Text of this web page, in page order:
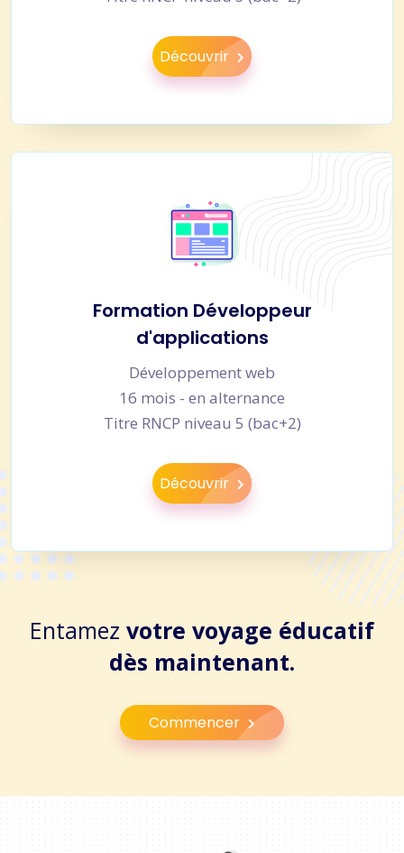
Découvrir
Formation Développeur
d'applications
Développement web
16 mois - en alternance
Titre RNCP niveau 5 (bac+2)
Découvrir
Entamez votre voyage éducatif
dès maintenant.
Commencer